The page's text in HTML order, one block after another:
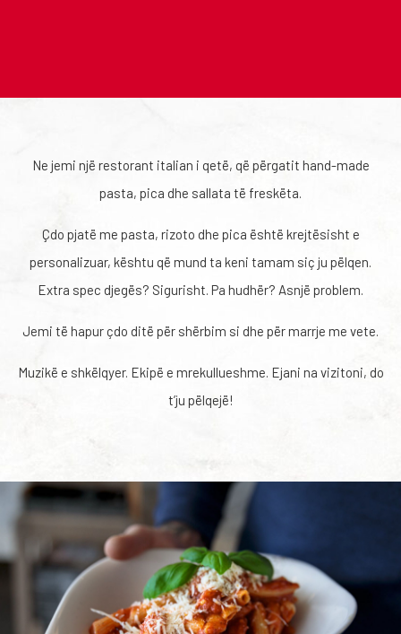
Ne jemi një restorant italian i qetë, që përgatit hand-made
pasta, pica dhe sallata të freskëta.
Çdo pjatë me pasta, rizoto dhe pica është krejtësisht e
personalizuar, kështu që mund ta keni tamam siç ju pëlqen.
Extra spec djegës? Sigurisht. Pa hudhër? Asnjë problem.
Jemi të hapur çdo ditë për shërbim si dhe për marrje me vete.
Muzikë e shkëlqyer. Ekipë e mrekullueshme. Ejani na vizitoni, do
t’ju pëlqejë!